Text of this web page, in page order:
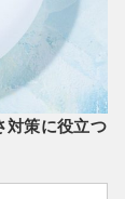
対策に役立つ